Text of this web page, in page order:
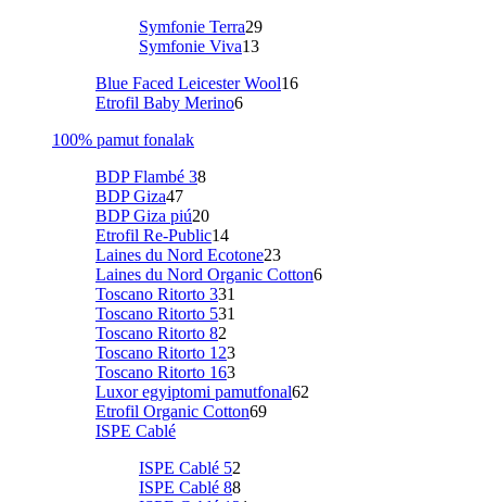
Symfonie Terra29
Symfonie Viva13
Blue Faced Leicester Wool16
Etrofil Baby Merino6
100% pamut fonalak
BDP Flambé 38
BDP Giza47
BDP Giza piú20
Etrofil Re-Public14
Laines du Nord Ecotone23
Laines du Nord Organic Cotton6
Toscano Ritorto 331
Toscano Ritorto 531
Toscano Ritorto 82
Toscano Ritorto 123
Toscano Ritorto 163
Luxor egyiptomi pamutfonal62
Etrofil Organic Cotton69
ISPE Cablé
ISPE Cablé 52
ISPE Cablé 88